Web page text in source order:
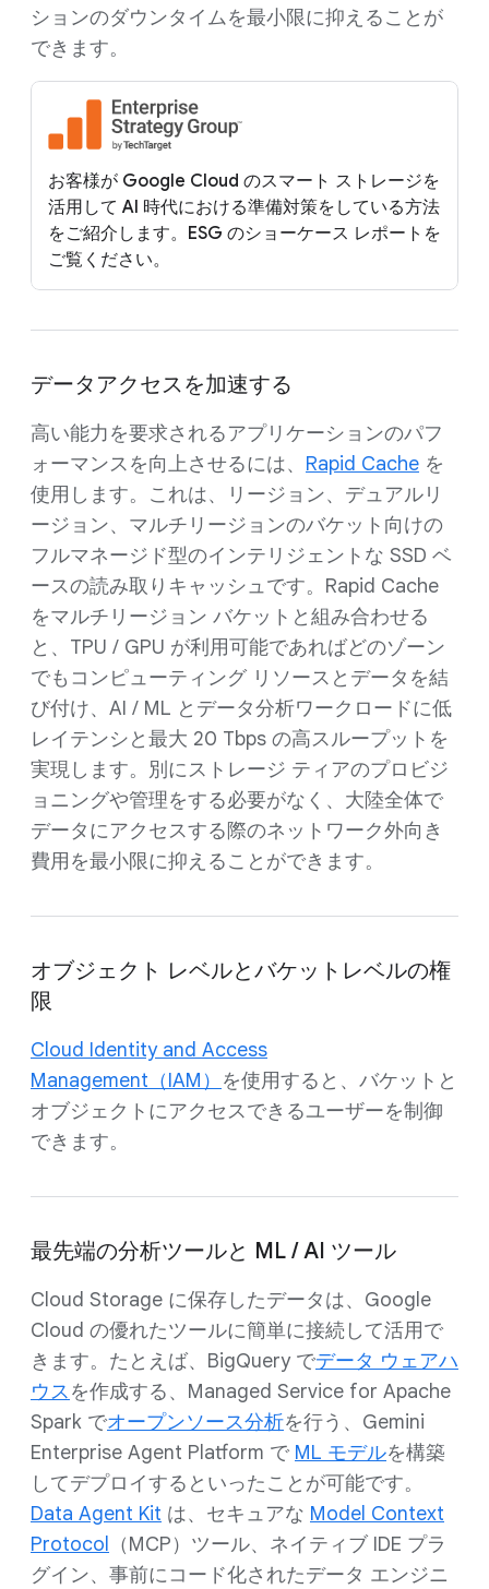
ションのダウンタイムを最小限に抑えることが
できます。
お客様が Google Cloud のスマート ストレージを
活用して AI 時代における準備対策をしている方法
をご紹介します。ESG のショーケース レポートを
ご覧ください。
データアクセスを加速する
高い能力を要求されるアプリケーションのパフ
ォーマンスを向上させるには、 Rapid Cache を
使用します。これは、リージョン、デュアルリ
ージョン、マルチリージョンのバケット向けの
フルマネージド型のインテリジェントな SSD ベ
ースの読み取りキャッシュです。Rapid Cache
をマルチリージョン バケットと組み合わせる
と、TPU / GPU が利用可能であればどのゾーン
でもコンピューティング リソースとデータを結
び付け、AI / ML とデータ分析ワークロードに低
レイテンシと最大 20 Tbps の高スループットを
実現します。別にストレージ ティアのプロビジ
ョニングや管理をする必要がなく、大陸全体で
データにアクセスする際のネットワーク外向き
費用を最小限に抑えることができます。
オブジェクト レベルとバケットレベルの権
限
Cloud Identity and Access
Management（IAM） を使用すると、バケットと
オブジェクトにアクセスできるユーザーを制御
できます。
最先端の分析ツールと ML / AI ツール
Cloud Storage に保存したデータは、Google
Cloud の優れたツールに簡単に接続して活用で
きます。たとえば、BigQuery でデータ ウェアハ
ウスを作成する、Managed Service for Apache
Spark でオープンソース分析を行う、Gemini
Enterprise Agent Platform で ML モデルを構築
してデプロイするといったことが可能です。
Data Agent Kit は、セキュアな Model Context
Protocol
（MCP）ツール、ネイティブ IDE プラ
グイン、事前にコード化されたデータ エンジニ